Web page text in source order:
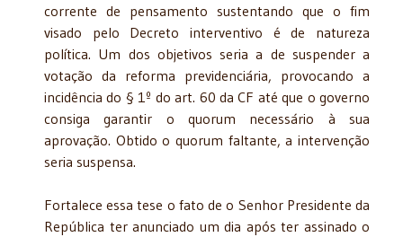
corrente de pensamento sustentando que o fim
visado pelo Decreto interventivo é de natureza
política. Um dos objetivos seria a de suspender a
votação da reforma previdenciária, provocando a
incidência do § 1º do art. 60 da CF até que o governo
consiga garantir o quorum necessário à sua
aprovação. Obtido o quorum faltante, a intervenção
seria suspensa.
Fortalece essa tese o fato de o Senhor Presidente da
República ter anunciado um dia após ter assinado o